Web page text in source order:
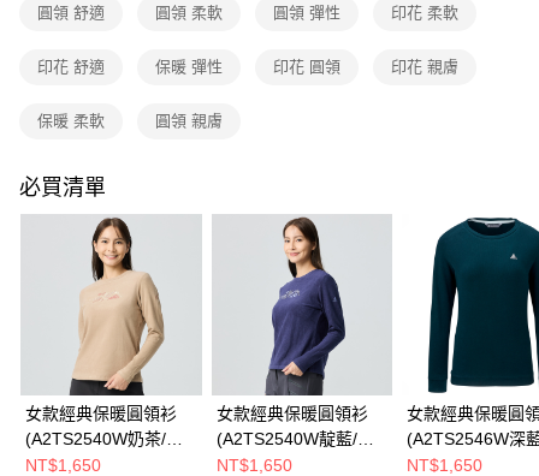
流程，驗證手機門號後，選擇欲分期的期數、繳款截止日，確認付款後即完
3.實際核准額度、可分期數及費用金額請依後續交易確認頁面所載為準。
4.訂單成立30分鐘內，如未前往確認交易或遇審核未通過，訂單將自動取
法說明評估內容。
醒簡訊。
帳／街口支付／iPASS MONEY」等通路繳費。
【注意事項】
1.本服務係由「台灣大哥大股份有限公司」（以下簡稱本公司）所提供，讓
用戶於交易時，得透過本服務購買商品或服務，並由商店將買賣／分期付款
買賣價金債權讓與本公司後，依約使用本公司帳單繳交帳款。
2.基於同意付款使用「大哥付你分期」之契約關係目的，商店將以您的個人
資料（包含姓名、電話或地址）提供予台灣大哥大進項蒐集、處理及利用，
由本公司與您本人進行分期帳單所需資料之確認、核對及更正。
3.完整用戶服務條款，請詳閱以下連結： https://oppay.tw/userRule
貨到付款
運送方式
全家取貨付款
付款後全家取貨
每筆NT$80，滿NT$790(含以上)免運費
萊爾富取貨付款
每筆NT$80，滿NT$790(含以上)免運費
付款後萊爾富取貨
每筆NT$80，滿NT$790(含以上)免運費
7-11取貨付款
每筆NT$80，滿NT$790(含以上)免運費
圓領 舒適 圓領 柔軟 圓領 彈性 印花 柔軟
印花 舒適 保暖 彈性 印花 圓領 印花 親膚
保暖 柔軟 圓領 親膚
必買清單
女款經典保暖圓領衫
(A2TS2540W奶茶/刷
絨保暖/質感印花/圓領
NT$1,650
女款經典保暖圓領衫
(A2TS2540W靛藍/刷
絨保暖/質感印花/圓領
NT$1,650
女款經典保暖圓
(A2TS2546W深
絨保暖/素面百搭/
NT$1,650